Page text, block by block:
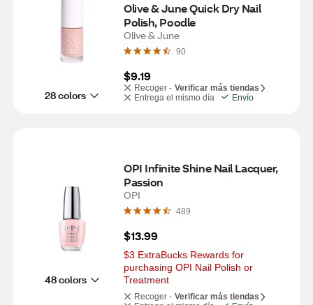
28 colors
Olive & June Quick Dry Nail
Polish, Poodle
Olive & June
90
$9.19
Recoger - Verificar más tiendas
Entrega el mismo día
Envío
48 colors
OPI Infinite Shine Nail Lacquer,
Passion
OPI
489
$13.99
$3 ExtraBucks Rewards for
purchasing OPI Nail Polish or
Treatment
Recoger - Verificar más tiendas